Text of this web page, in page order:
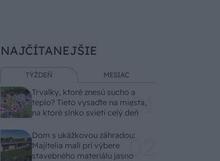
NAJČÍTANEJŠIE
TÝŽDEŇ MESIAC
Trvalky, ktoré znesú sucho a
teplo? Tieto vysaďte na miesta,
na ktoré slnko svieti celý deň
Dom s ukážkovou záhradou:
Majitelia mali pri výbere
stavebného materiálu jasno